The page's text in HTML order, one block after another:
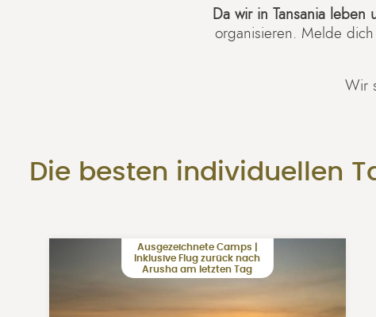
Da wir in Tansania leben
organisieren. Melde dich
Wir
Die besten individuellen
Ausgezeichnete Camps |
Inklusive Flug zurück nach
Arusha am letzten Tag